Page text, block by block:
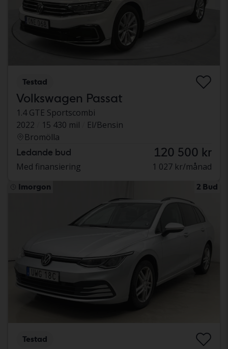
Testad
Volkswagen Passat
1.4 GTE Sportscombi
2022
15 430 mil
El/Bensin
Bromölla
Ledande bud 120 500 kr
Med finansiering 1 027 kr/månad
Imorgon 2 Bud
Testad